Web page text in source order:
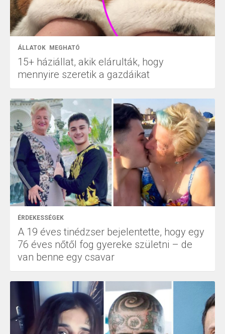
ÁLLATOK MEGHATÓ
15+ háziállat, akik elárulták, hogy
mennyire szeretik a gazdáikat
ÉRDEKESSÉGEK
A 19 éves tinédzser bejelentette, hogy egy
76 éves nőtől fog gyereke születni – de
van benne egy csavar